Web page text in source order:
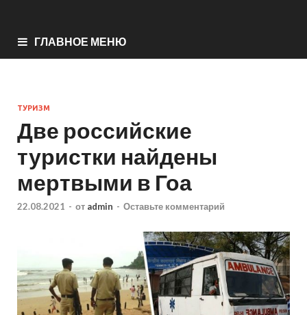
ГЛАВНОЕ МЕНЮ
ТУРИЗМ
Две российские
туристки найдены
мертвыми в Гоа
22.08.2021 - от admin - Оставьте комментарий